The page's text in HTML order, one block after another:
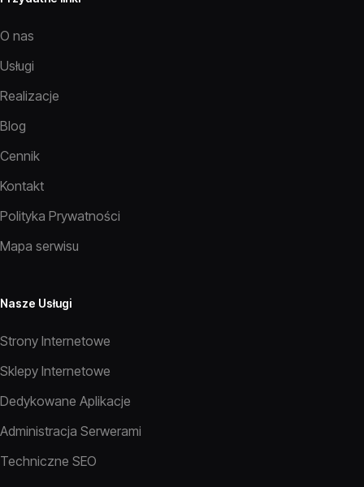
O nas
Usługi
Realizacje
Blog
Cennik
Kontakt
Polityka Prywatności
Mapa serwisu
Nasze Usługi
Strony Internetowe
Sklepy Internetowe
Dedykowane Aplikacje
Administracja Serwerami
Techniczne SEO